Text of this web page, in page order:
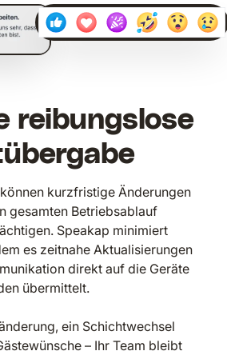
15:31
reibungslose
kurzfristige Änderungen
gesamten Betriebsablauf
Speakap minimiert
es zeitnahe Aktualisierungen
direkt auf die Geräte
übermittelt.
ein Schichtwechsel
– Ihr Team bleibt